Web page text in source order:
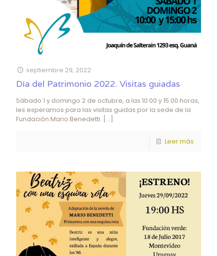
septiembre 29, 2022
Día del Patrimonio 2022. Visitas guiadas
Sábado 1 y domingo 2 de octubre, a las 10:00 y 15:00 horas,
les esperamos para las visitas guidas por la sede de la
Fundación Mario Benedetti. […]
Leer más